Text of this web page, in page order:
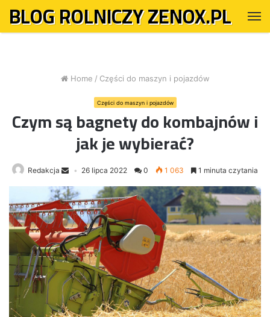
BLOG ROLNICZY ZENOX.PL
Home / Części do maszyn i pojazdów
Części do maszyn i pojazdów
Czym są bagnety do kombajnów i
jak je wybierać?
Redakcja 26 lipca 2022 0 1 063 1 minuta czytania